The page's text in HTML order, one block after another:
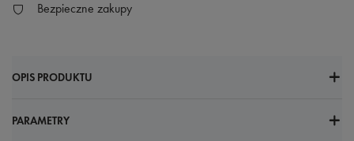
Bezpieczne zakupy
OPIS PRODUKTU
PARAMETRY